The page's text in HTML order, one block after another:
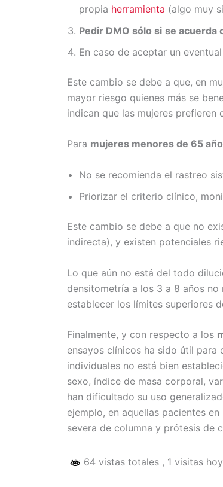
propia herramienta (algo muy
Pedir DMO sólo si se acuerda
En caso de aceptar un
Este cambio se debe a que, en
mayor riesgo quienes más se
indican que las mujeres
Para mujeres menores de 65
No se recomienda el rastreo
Priorizar el criterio clínico,
Este cambio se debe a que no
indirecta), y existen potenciales
Lo que aún no está del todo
densitometría a los 3 a 8 años
establecer los límites superiores
Finalmente, y con respecto a los
ensayos clínicos ha sido útil para
individuales no está bien
sexo, índice de masa corporal,
han dificultado su uso
ejemplo, en aquellas pacientes
severa de columna y prótesis de
64 vistas totales , 1 visitas hoy